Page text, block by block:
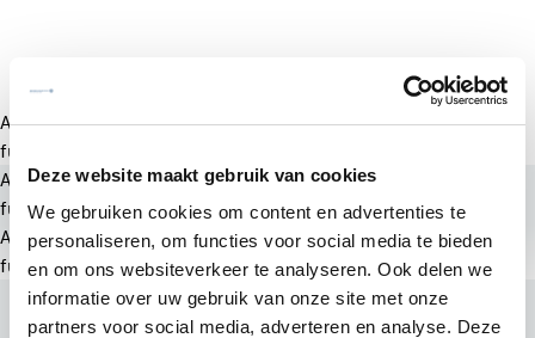
Deze website maakt gebruik van cookies
We gebruiken cookies om content en advertenties te
personaliseren, om functies voor social media te bieden
en om ons websiteverkeer te analyseren. Ook delen we
informatie over uw gebruik van onze site met onze
partners voor social media, adverteren en analyse. Deze
A rendering error occurred:a.substring(...).replaceAll is not a
function
A rendering error occurred:a.substring(...).replaceAll is not a
function.
A rendering error occurred:a.substring(...).replaceAll is not a
function.